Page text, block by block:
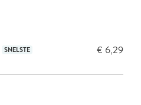
SNELSTE € 6,29